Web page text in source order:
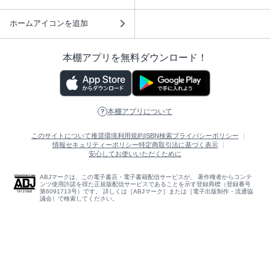
ホームアイコンを追加
本棚アプリを無料ダウンロード！
本棚アプリについて
このサイトについて推奨環境利用規約ISBN検索プライバシーポリシー
情報セキュリティーポリシー特定商取引法に基づく表示
安心してお使いいただくために
ABJマークは、この電子書店・電子書籍配信サービスが、 著作権者からコンテ
ンツ使用許諾を得た正規版配信サービスであることを示す登録商標（登録番号
第6091713号）です。 詳しくは［ABJマーク］または［電子出版制作・流通協
議会］で検索してください。